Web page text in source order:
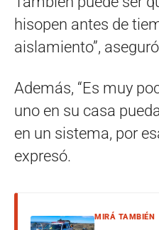
hisopen antes de
aislamiento”,
Además, “Es muy
uno en su casa
en un sistema, por
expresó.
MIRÁ TAMBIÉN